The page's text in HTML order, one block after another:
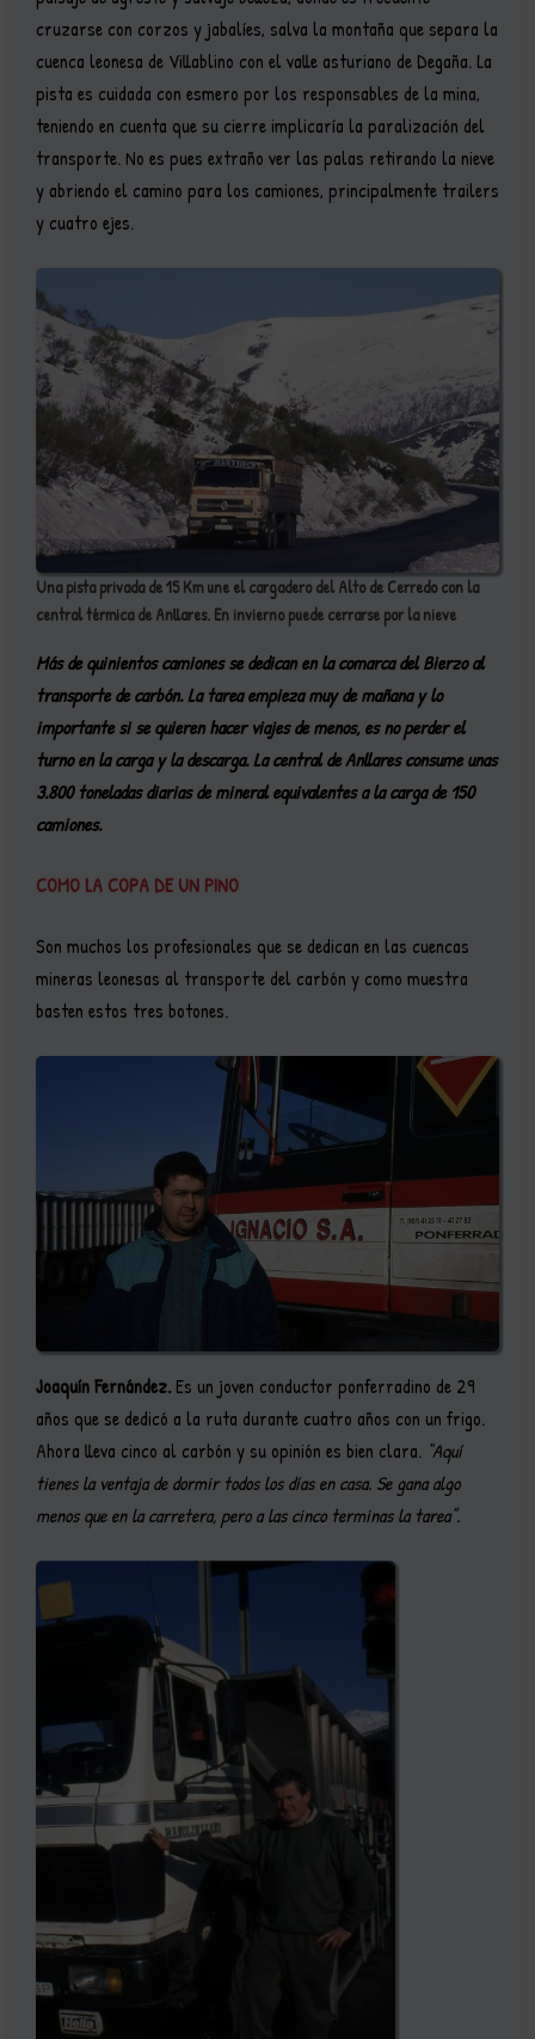
cruzarse con corzos y jabalíes, salva la montaña que separa la
cuenca leonesa de Villablino con el valle asturiano de Degaña. La
pista es cuidada con esmero por los responsables de la mina,
teniendo en cuenta que su cierre implicaría la paralización del
transporte. No es pues extraño ver las palas retirando la nieve
y abriendo el camino para los camiones, principalmente trailers
y cuatro ejes.
Una pista privada de 15 Km une el cargadero del Alto de Cerredo con la
central térmica de Anllares. En invierno puede cerrarse por la nieve
Más de quinientos camiones se dedican en la comarca del Bierzo al
transporte de carbón. La tarea empieza muy de mañana y lo
importante si se quieren hacer viajes de menos, es no perder el
turno en la carga y la descarga. La central de Anllares consume unas
3.800 toneladas diarias de mineral equivalentes a la carga de 150
camiones.
COMO LA COPA DE UN PINO
Son muchos los profesionales que se dedican en las cuencas
mineras leonesas al transporte del carbón y como muestra
basten estos tres botones.
Joaquín Fernández. Es un joven conductor ponferradino de 29
años que se dedicó a la ruta durante cuatro años con un frigo.
Ahora lleva cinco al carbón y su opinión es bien clara. “Aquí
tienes la ventaja de dormir todos los días en casa. Se gana algo
menos que en la carretera, pero a las cinco terminas la tarea”.